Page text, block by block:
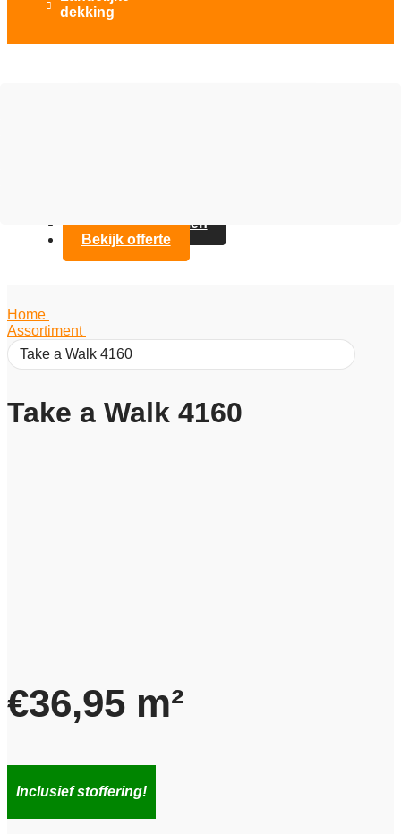

dekking
Contact opnemen
Bekijk offerte
Home
Assortiment
Take a Walk 4160
Take a Walk 4160
€36,95 m²
Inclusief stoffering!